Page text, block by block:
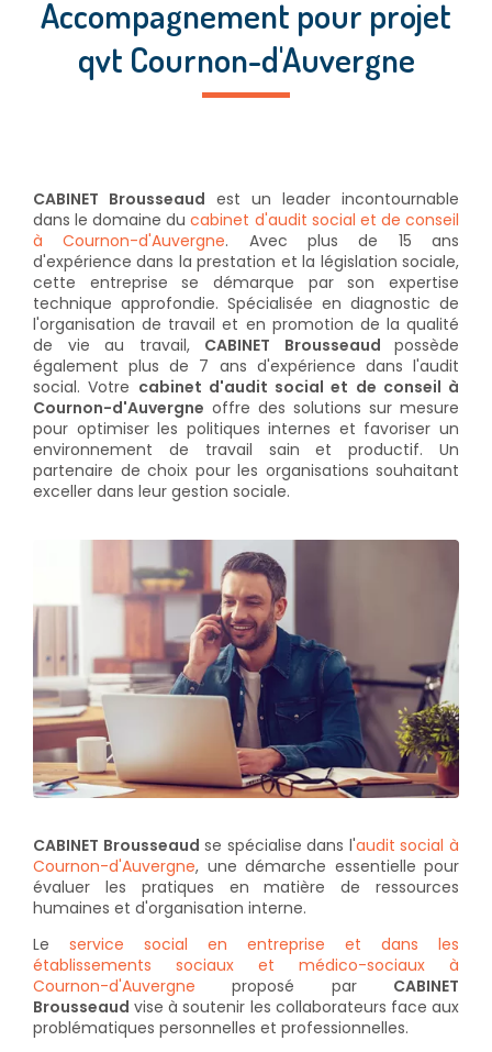
Accompagnement pour projet
qvt Cournon-d'Auvergne
CABINET Brousseaud est un leader incontournable
dans le domaine ducabinet d'audit social et de conseil
à Cournon-d'Auvergne. Avec plus de 15 ans
d'expérience dans la prestation et la législation sociale,
cette entreprise se démarque par son expertise
technique approfondie. Spécialisée en diagnostic de
l'organisation de travail et en promotion de la qualité
de vie au travail, CABINET Brousseaud possède
également plus de 7 ans d'expérience dans l'audit
social. Votre cabinet d'audit social et de conseil à
Cournon-d'Auvergne offre des solutions sur mesure
pour optimiser les politiques internes et favoriser un
environnement de travail sain et productif. Un
partenaire de choix pour les organisations souhaitant
exceller dans leur gestion sociale.
CABINET Brousseaud se spécialise dans l'audit social à
Cournon-d'Auvergne, une démarche essentielle pour
évaluer les pratiques en matière de ressources
humaines et d'organisation interne.
Le service social en entreprise et dans les
établissements sociaux et médico-sociaux à
Cournon-d'Auvergne proposé par CABINET
Brousseaud vise à soutenir les collaborateurs face aux
problématiques personnelles et professionnelles.